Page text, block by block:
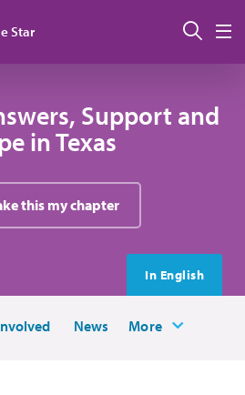
Star
Support and
in Texas
this my chapter
In English
News More